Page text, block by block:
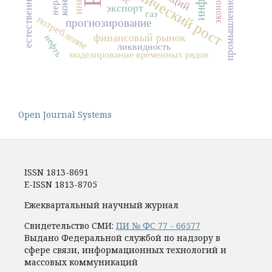
прогнозирование
финансовый рынок
экспорт
потребление ликвидность
газ
моделирование временных рядов
нефть
Open Journal Systems
ISSN 1813-8691
E-ISSN 1813-8705
Ежеквартальный научный журнал
Свидетельство СМИ: ПИ № ФС 77 - 66577
Выдано Федеральной службой по надзору в
сфере связи, информационных технологий и
массовых коммуникаций